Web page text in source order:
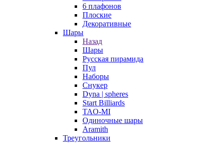
6 плафонов
Плоские
Декоративные
Шары
Назад
Шары
Русская пирамида
Пул
Наборы
Снукер
Dyna | spheres
Start Billiards
TAO-MI
Одиночные шары
Aramith
Треугольники